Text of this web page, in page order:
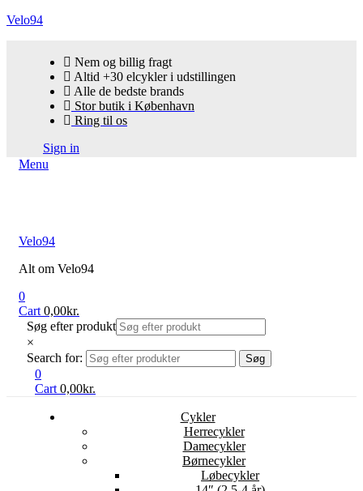
Velo94
Nem og billig fragt
Altid +30 elcykler i udstillingen
Alle de bedste brands
Stor butik i København
Ring til os
Sign in
Menu
Velo94
Alt om Velo94
0
Cart 0,00kr.
Søg efter produkt
×
Search for:
Søg
0
Cart 0,00kr.
Cykler
Herrecykler
Damecykler
Børnecykler
Løbecykler